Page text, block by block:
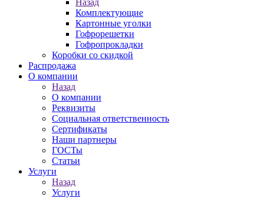
Назад
Комплектующие
Картонные уголки
Гофрорешетки
Гофропрокладки
Коробки со скидкой
Распродажа
О компании
Назад
О компании
Реквизиты
Социальная ответственность
Сертификаты
Наши партнеры
ГОСТы
Статьи
Услуги
Назад
Услуги